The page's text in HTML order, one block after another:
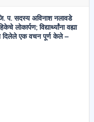
प. सदस्य अविनाश नलावडे
लोकार्पण; विद्यार्थ्यांना वह्या
दिलेले एक वचन पूर्ण केले –